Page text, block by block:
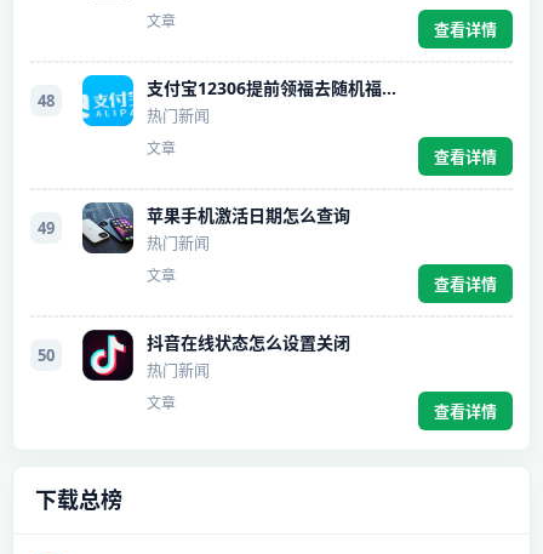
文章 查看详情
48
支付宝12306提前领福去随机福卡方法
热门新闻
文章 查看详情
49
苹果手机激活日期怎么查询
热门新闻
文章 查看详情
50
抖音在线状态怎么设置关闭
热门新闻
文章 查看详情
下载总榜